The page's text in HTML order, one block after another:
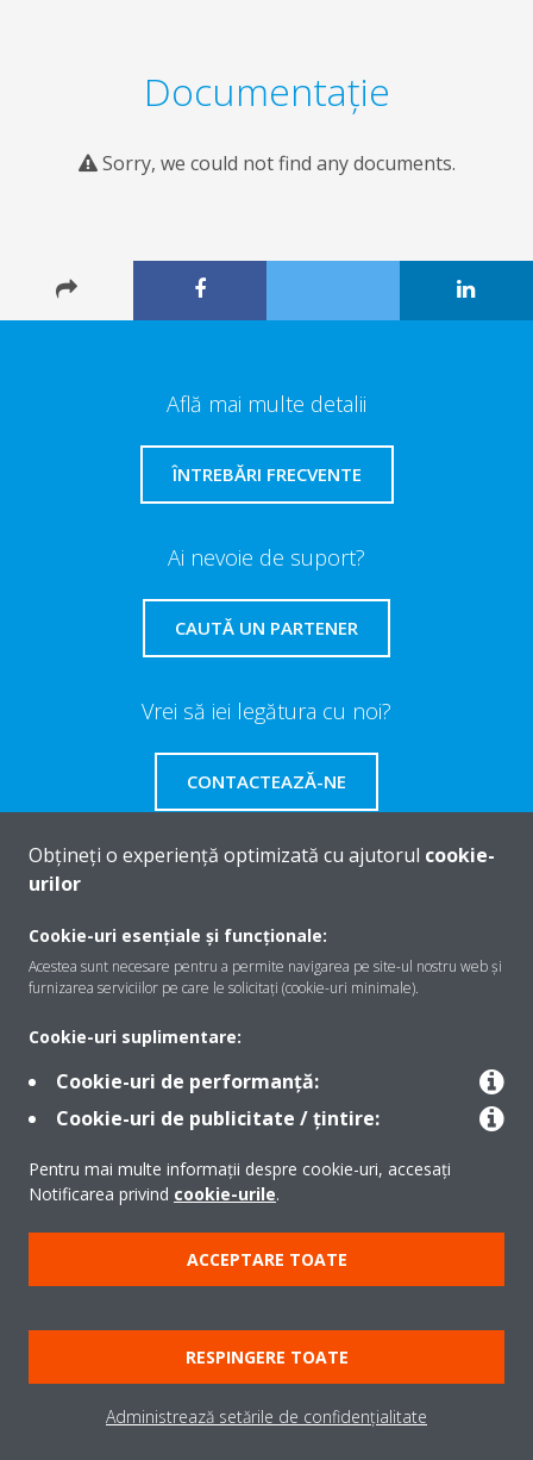
Documentaţie
Sorry, we could not find any documents.
Află mai multe detalii
ÎNTREBĂRI FRECVENTE
Ai nevoie de suport?
CAUTĂ UN PARTENER
Vrei să iei legătura cu noi?
CONTACTEAZĂ-NE
Despre Daikin
Contact
Produse
Copyright © Daikin
Notă legală
Cookie Notice
Politica de protecție a datelor
Etica corporativă
Termeni şi condiţii
Obțineți o experiență optimizată cu ajutorul cookie-
urilor
Cookie-uri esențiale și funcționale:
Acestea sunt necesare pentru a permite navigarea pe site-ul nostru web și
furnizarea serviciilor pe care le solicitați (cookie-uri minimale).
Cookie-uri suplimentare:
Cookie-uri de performanță:
Cookie-uri de publicitate / țintire:
Pentru mai multe informații despre cookie-uri, accesați
Notificarea privind cookie-urile.
ACCEPTARE TOATE
RESPINGERE TOATE
Administrează setările de confidențialitate